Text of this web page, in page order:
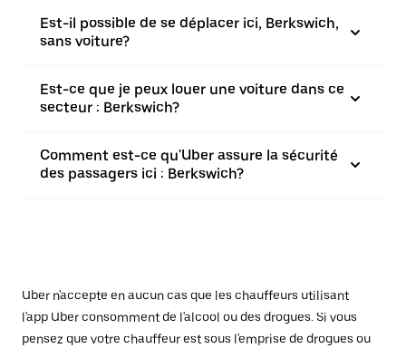
Est-il possible de se déplacer ici, Berkswich,
sans voiture?
Est-ce que je peux louer une voiture dans ce
secteur : Berkswich?
Comment est-ce qu'Uber assure la sécurité
des passagers ici : Berkswich?
Uber n'accepte en aucun cas que les chauffeurs utilisant
l'app Uber consomment de l'alcool ou des drogues. Si vous
pensez que votre chauffeur est sous l'emprise de drogues ou